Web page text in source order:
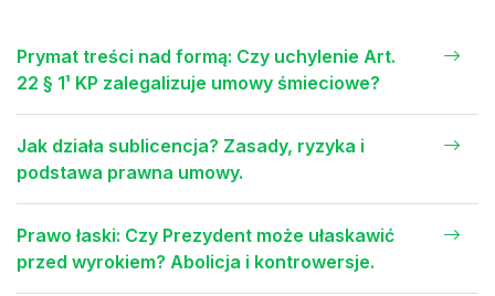
Prymat treści nad formą: Czy uchylenie Art.
22 § 1¹ KP zalegalizuje umowy śmieciowe?
Jak działa sublicencja? Zasady, ryzyka i
podstawa prawna umowy.
Prawo łaski: Czy Prezydent może ułaskawić
przed wyrokiem? Abolicja i kontrowersje.